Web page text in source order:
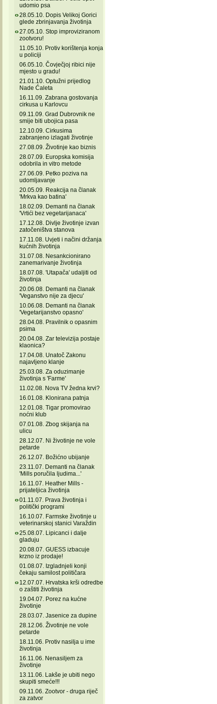
udomio psa
28.05.10. Dopis Velikoj Gorici
glede zbrinjavanja životinja
27.05.10. Stop improviziranom
zootvoru!
11.05.10. Protiv korištenja konja
u policiji
06.05.10. Čovječjoj ribici nije
mjesto u gradu!
21.01.10. Optužni prijedlog
Nade Ćaleta
16.11.09. Zabrana gostovanja
cirkusa u Karlovcu
09.11.09. Grad Dubrovnik ne
smije biti ubojica pasa
12.10.09. Cirkusima
zabranjeno izlagati životinje
27.08.09. Životinje kao biznis
28.07.09. Europska komisija
odobrila in vitro metode
27.06.09. Petko poziva na
udomljavanje
20.05.09. Reakcija na članak
'Mrkva kao batina'
18.02.09. Demanti na članak
'Vrtići bez vegetarijanaca'
17.12.08. Divlje životinje izvan
zatočeništva stanova
17.11.08. Uvjeti i načini držanja
kućnih životinja
31.07.08. Nesankcionirano
zanemarivanje životinja
18.07.08. 'Utapača' udaljiti od
životinja
20.06.08. Demanti na članak
'Veganstvo nije za djecu'
10.06.08. Demanti na članak
'Vegetarijanstvo opasno'
28.04.08. Pravilnik o opasnim
psima
20.04.08. Zar televizija postaje
klaonica?
17.04.08. Unatoč Zakonu
najavljeno klanje
25.03.08. Za oduzimanje
životinja s 'Farme'
11.02.08. Nova TV žedna krvi?
16.01.08. Klonirana patnja
12.01.08. Tigar promovirao
noćni klub
07.01.08. Zbog skijanja na
ulicu
28.12.07. Ni životinje ne vole
petarde
26.12.07. Božićno ubijanje
23.11.07. Demanti na članak
'Mills poručila ljudima...'
16.11.07. Heather Mills -
prijateljica životinja
01.11.07. Prava životinja i
politički programi
16.10.07. Farmske životinje u
veterinarskoj stanici Varaždin
25.08.07. Lipicanci i dalje
gladuju
20.08.07. GUESS izbacuje
krzno iz prodaje!
01.08.07. Izgladnjeli konji
čekaju samilost političara
12.07.07. Hrvatska krši odredbe
o zaštiti životinja
19.04.07. Porez na kućne
životinje
28.03.07. Jasenice za dupine
28.12.06. Životinje ne vole
petarde
18.11.06. Protiv nasilja u ime
životinja
16.11.06. Nenasiljem za
životinje
13.11.06. Lakše je ubiti nego
skupiti smeće!!!
09.11.06. Zootvor - druga riječ
za zatvor